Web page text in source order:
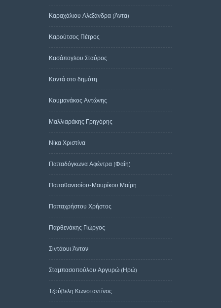
Καραχάλιου Αλεξάνδρα (Άντα)
Καρούτσος Πέτρος
Κασάπογλου Σταύρος
Κοντά στο δημότη
Κουμανάκος Αντώνης
Μαλλιαράκης Γρηγόρης
Νίκα Χριστίνα
Παπαδόγκωνα Αφέντρα (Φαίη)
Παπαθανασίου-Μαυρίκου Μαίρη
Παπαχρήστου Χρήστος
Παρθενάκης Γιώργος
Σιντάουι Άντον
Σταμπασοπούλου Αργυρώ (Ηρώ)
Τζούβελη Κωνσταντίνος